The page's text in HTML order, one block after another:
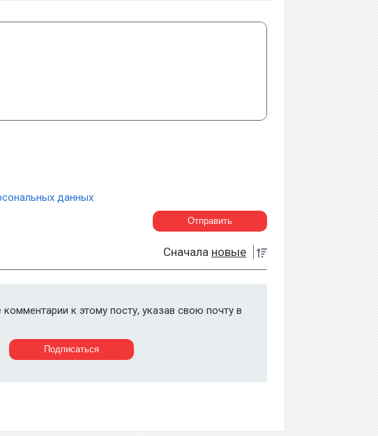
данных
Сначала новые
к этому посту, указав свою почту в